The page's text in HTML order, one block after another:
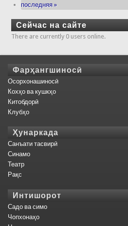
последняя »
Сейчас на сайте
There are currently 0 users online.
Фарҳангшиносӣ
Осорхонашиносӣ
Кохҳо ва кушкҳо
Китобдорӣ
Клубҳо
Ҳунаркада
Санъати тасвирӣ
Синамо
Театр
Рақс
Интишорот
Садо ва симо
Чопхонаҳо